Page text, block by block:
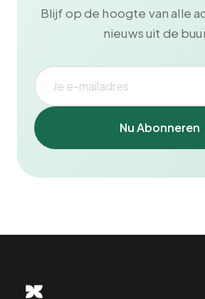
Blijf op de hoogte van alle
nieuws uit de
Nu Abonneren